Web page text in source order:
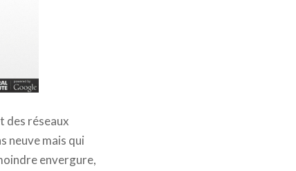
des réseaux
neuve mais qui
envergure,